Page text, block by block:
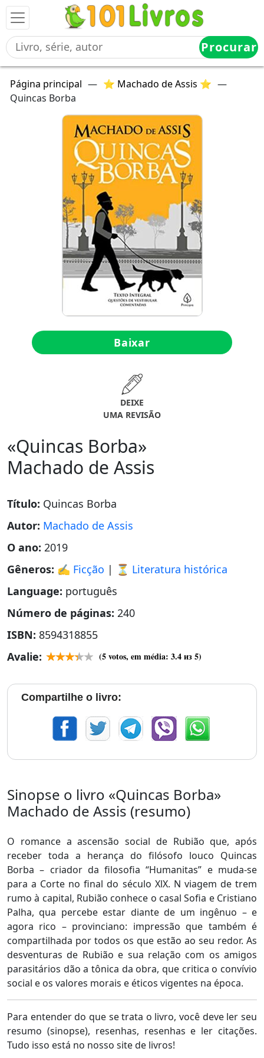
Procurar
Página principal — ⭐ Machado de Assis ⭐ —
Quincas Borba
Baixar
DEIXE
UMA REVISÃO
«Quincas Borba»
Machado de Assis
Título: Quincas Borba
Autor: Machado de Assis
O ano: 2019
Gêneros: ✍️ Ficção | ⏳ Literatura histórica
Language: português
Número de páginas: 240
ISBN: 8594318855
Avalie:
(5votos, em média: 3.4из 5)
Compartilhe o livro:
Sinopse o livro «Quincas Borba»
Machado de Assis (resumo)
O romance a ascensão social de Rubião que, após
receber toda a herança do filósofo louco Quincas
Borba – criador da filosofia “Humanitas” e muda-se
para a Corte no final do século XlX. N viagem de trem
rumo à capital, Rubião conhece o casal Sofia e Cristiano
Palha, qua percebe estar diante de um ingênuo – e
agora rico – provinciano: impressão que também é
compartilhada por todos os que estão ao seu redor. As
desventuras de Rubião e sua relação com os amigos
parasitários dão a tônica da obra, que critica o convívio
social e os valores morais e éticos vigentes na época.
Para entender do que se trata o livro, você deve ler seu
resumo (sinopse), resenhas, resenhas e ler citações.
Tudo isso está no nosso site de livros!